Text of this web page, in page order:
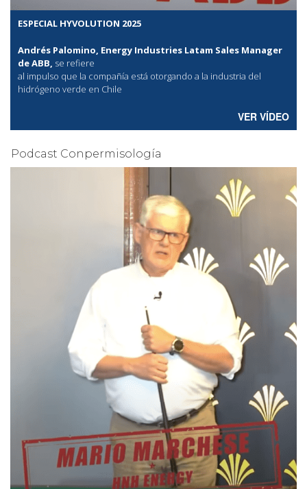
ESPECIAL HYVOLUTION 2025
Andrés Palomino, Energy Industries Latam Sales Manager
de ABB, se refiere
al impulso que la compañía está otorgando a la industria del
hidrógeno verde en Chile
VER VÍDEO
Podcast Conpermisología